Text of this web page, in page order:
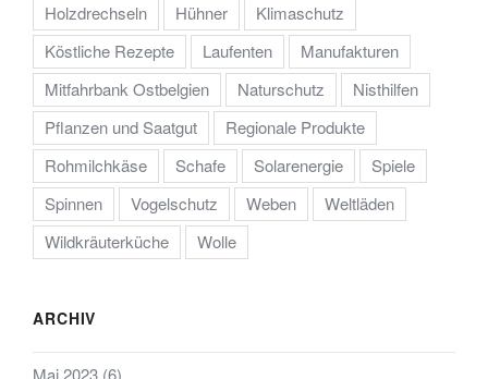
Holzdrechseln
Hühner
Klimaschutz
Köstliche Rezepte
Laufenten
Manufakturen
Mitfahrbank Ostbelgien
Naturschutz
Nisthilfen
Pflanzen und Saatgut
Regionale Produkte
Rohmilchkäse
Schafe Solarenergie
Spiele
Spinnen
Vogelschutz Weben
Weltläden
Wildkräuterküche
Wolle
ARCHIV
Mai 2023 (6)